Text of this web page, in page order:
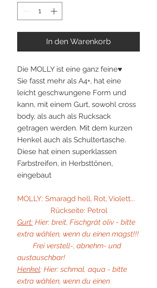
In den Warenkorb
Die MOLLY ist eine ganz feine♥
Sie fasst mehr als A4+, hat eine
leicht geschwungene Form und
kann, mit einem Gurt, sowohl cross
body, als auch als Rucksack
getragen werden. Mit dem kurzen
Henkel auch als Schultertasche.
Diese hat einen superklassen
Farbstreifen, in Herbsttönen,
eingebaut
MOLLY: Smaragd hell, Rot, Violett...
Rückseite: Petrol
Gurt: Hier: breit, Fischgrät oliv - bitte
extra wählen, wenn du einen magst!!!
Frei verstell-, abnehm- und
austauschbar!
Henkel: Hier: schmal. aqua - bitte
extra wählen, wenn du einen